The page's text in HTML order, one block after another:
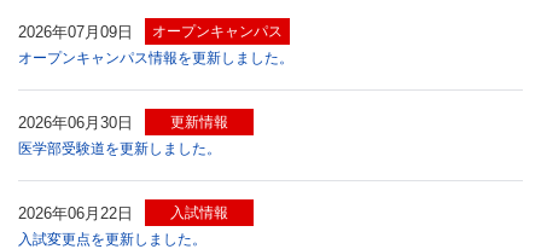
2026年07月09日
オープンキャンパス
オープンキャンパス情報を更新しました。
2026年06月30日
更新情報
医学部受験道を更新しました。
2026年06月22日
入試情報
入試変更点を更新しました。